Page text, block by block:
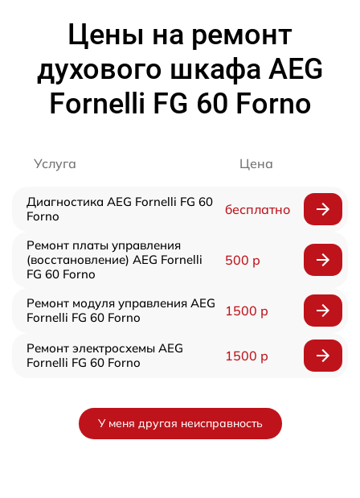
Цены на ремонт
духового шкафа AEG
Fornelli FG 60 Forno
Услуга Цена
Диагностика AEG Fornelli FG 60
Forno
бесплатно
Ремонт платы управления
(восстановление) AEG Fornelli
FG 60 Forno
500 р
Ремонт модуля управления AEG
Fornelli FG 60 Forno
1500 р
Ремонт электросхемы AEG
Fornelli FG 60 Forno
1500 р
У меня другая неисправность